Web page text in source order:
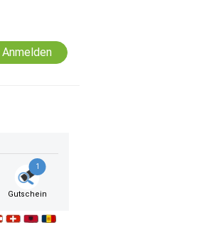
Anmelden
1
Gutschein